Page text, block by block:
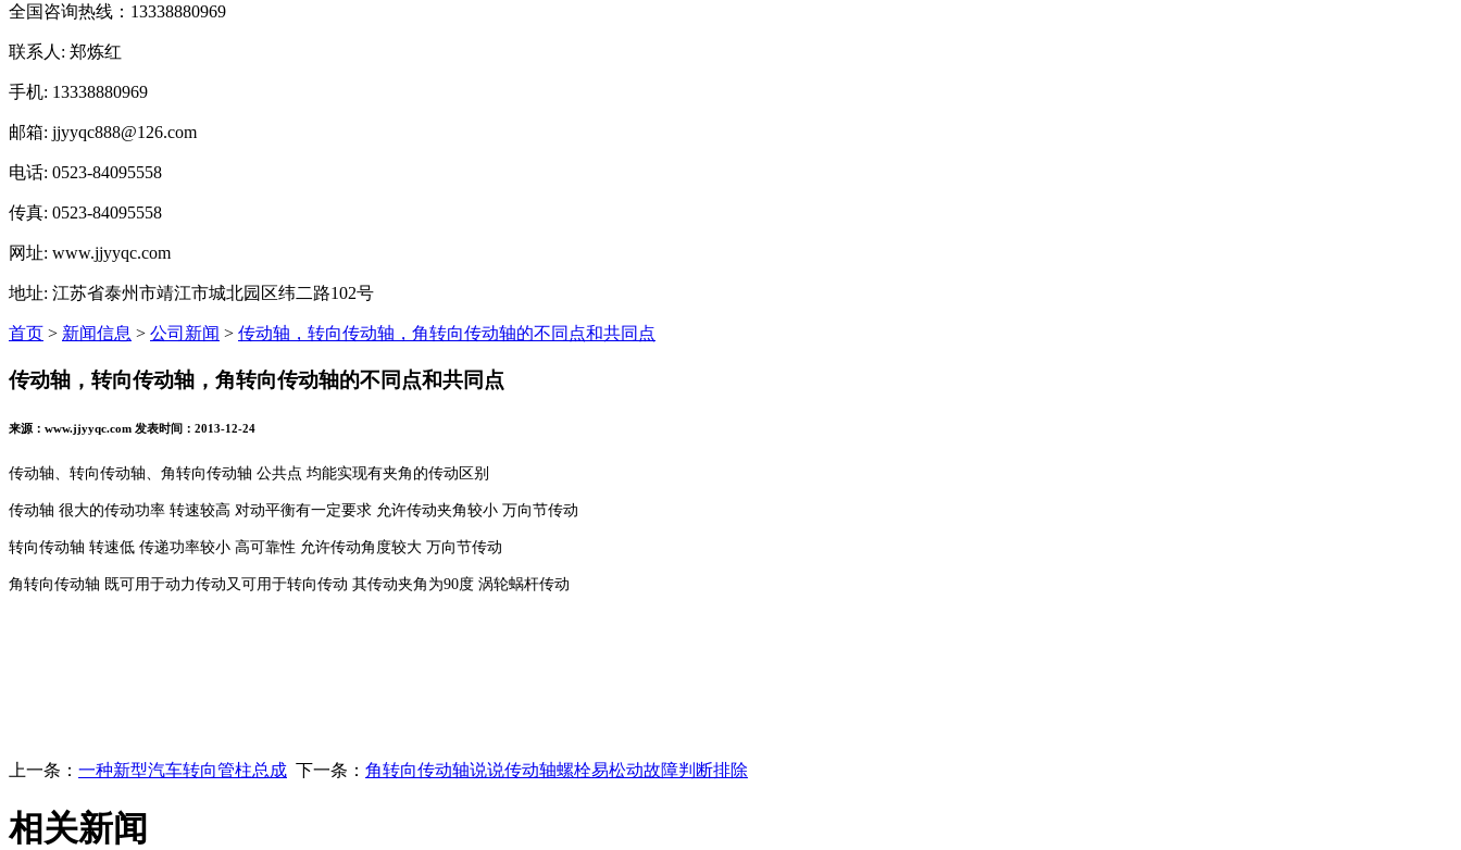
全国咨询热线： 13338880969
联系人: 郑炼红
手机: 13338880969
邮箱: jjyyqc888@126.com
电话: 0523-84095558
传真: 0523-84095558
网址: www.jjyyqc.com
地址: 江苏省泰州市靖江市城北园区纬二路102号
首页 > 新闻信息 > 公司新闻 > 传动轴，转向传动轴，角转向传动轴的不同点和共同点
传动轴，转向传动轴，角转向传动轴的不同点和共同点
来源：www.jjyyqc.com 发表时间：2013-12-24
传动轴、转向传动轴、角转向传动轴 公共点 均能实现有夹角的传动区别
传动轴 很大的传动功率 转速较高 对动平衡有一定要求 允许传动夹角较小 万向节传动
转向传动轴 转速低 传递功率较小 高可靠性 允许传动角度较大 万向节传动
角转向传动轴 既可用于动力传动又可用于转向传动 其传动夹角为90度 涡轮蜗杆传动
上一条： 一种新型汽车转向管柱总成 下一条： 角转向传动轴说说传动轴螺栓易松动故障判断排除
相关新闻